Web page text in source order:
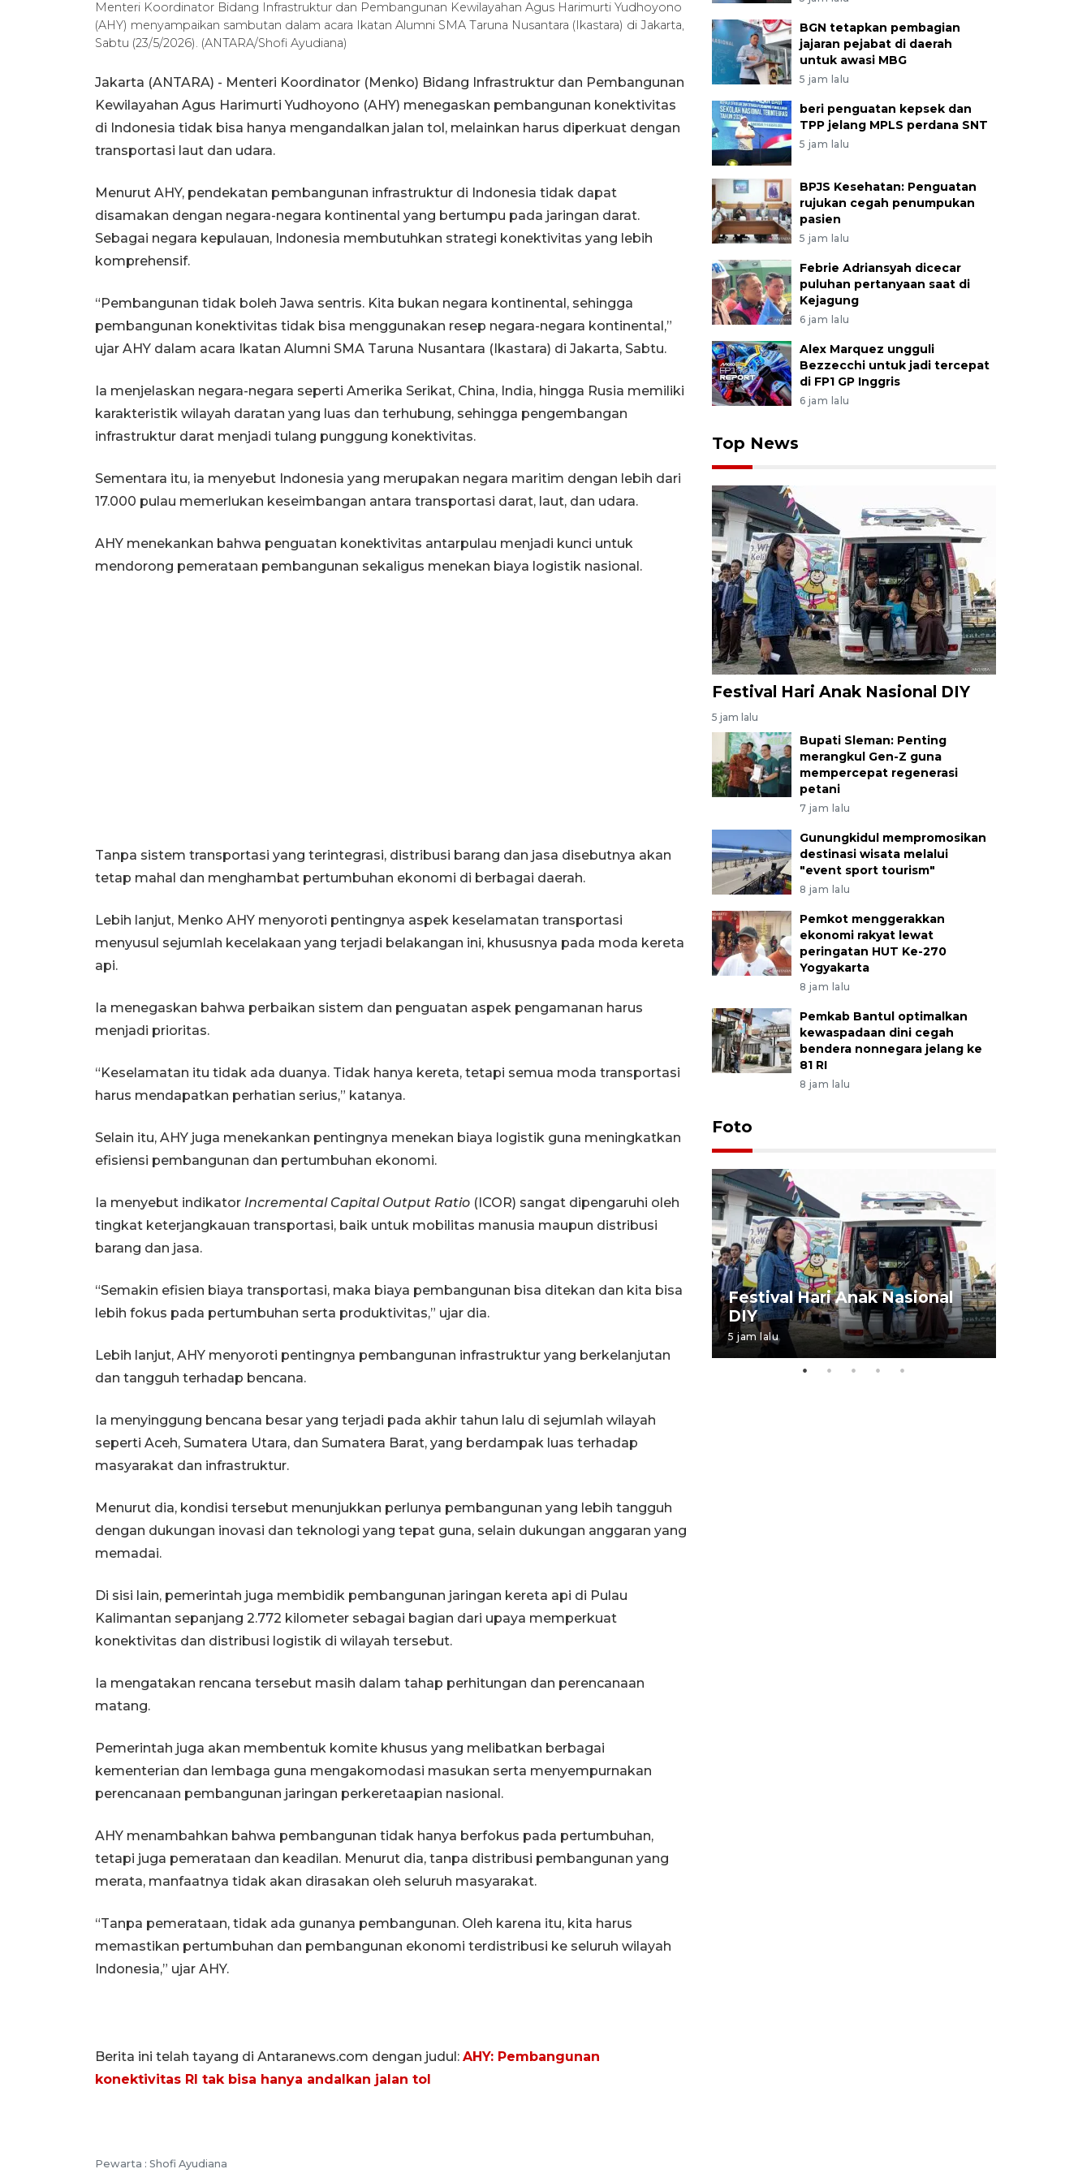
Menteri Koordinator Bidang Infrastruktur dan Pembangunan Kewilayahan Agus Harimurti Yudhoyono
(AHY) menyampaikan sambutan dalam acara Ikatan Alumni SMA Taruna Nusantara (Ikastara) di Jakarta,
Sabtu (23/5/2026). (ANTARA/Shofi Ayudiana)
Jakarta (ANTARA) - Menteri Koordinator (Menko) Bidang Infrastruktur dan Pembangunan
Kewilayahan Agus Harimurti Yudhoyono (AHY) menegaskan pembangunan konektivitas
di Indonesia tidak bisa hanya mengandalkan jalan tol, melainkan harus diperkuat dengan
transportasi laut dan udara.
Menurut AHY, pendekatan pembangunan infrastruktur di Indonesia tidak dapat
disamakan dengan negara-negara kontinental yang bertumpu pada jaringan darat.
Sebagai negara kepulauan, Indonesia membutuhkan strategi konektivitas yang lebih
komprehensif.
“Pembangunan tidak boleh Jawa sentris. Kita bukan negara kontinental, sehingga
pembangunan konektivitas tidak bisa menggunakan resep negara-negara kontinental,”
ujar AHY dalam acara Ikatan Alumni SMA Taruna Nusantara (Ikastara) di Jakarta, Sabtu.
Ia menjelaskan negara-negara seperti Amerika Serikat, China, India, hingga Rusia memiliki
karakteristik wilayah daratan yang luas dan terhubung, sehingga pengembangan
infrastruktur darat menjadi tulang punggung konektivitas.
Sementara itu, ia menyebut Indonesia yang merupakan negara maritim dengan lebih dari
17.000 pulau memerlukan keseimbangan antara transportasi darat, laut, dan udara.
AHY menekankan bahwa penguatan konektivitas antarpulau menjadi kunci untuk
mendorong pemerataan pembangunan sekaligus menekan biaya logistik nasional.
Tanpa sistem transportasi yang terintegrasi, distribusi barang dan jasa disebutnya akan
tetap mahal dan menghambat pertumbuhan ekonomi di berbagai daerah.
Lebih lanjut, Menko AHY menyoroti pentingnya aspek keselamatan transportasi
menyusul sejumlah kecelakaan yang terjadi belakangan ini, khususnya pada moda kereta
api.
Ia menegaskan bahwa perbaikan sistem dan penguatan aspek pengamanan harus
menjadi prioritas.
“Keselamatan itu tidak ada duanya. Tidak hanya kereta, tetapi semua moda transportasi
harus mendapatkan perhatian serius,” katanya.
Selain itu, AHY juga menekankan pentingnya menekan biaya logistik guna meningkatkan
efisiensi pembangunan dan pertumbuhan ekonomi.
Ia menyebut indikator Incremental Capital Output Ratio (ICOR) sangat dipengaruhi oleh
tingkat keterjangkauan transportasi, baik untuk mobilitas manusia maupun distribusi
barang dan jasa.
“Semakin efisien biaya transportasi, maka biaya pembangunan bisa ditekan dan kita bisa
lebih fokus pada pertumbuhan serta produktivitas,” ujar dia.
Lebih lanjut, AHY menyoroti pentingnya pembangunan infrastruktur yang berkelanjutan
dan tangguh terhadap bencana.
Ia menyinggung bencana besar yang terjadi pada akhir tahun lalu di sejumlah wilayah
seperti Aceh, Sumatera Utara, dan Sumatera Barat, yang berdampak luas terhadap
masyarakat dan infrastruktur.
Menurut dia, kondisi tersebut menunjukkan perlunya pembangunan yang lebih tangguh
dengan dukungan inovasi dan teknologi yang tepat guna, selain dukungan anggaran yang
memadai.
Di sisi lain, pemerintah juga membidik pembangunan jaringan kereta api di Pulau
Kalimantan sepanjang 2.772 kilometer sebagai bagian dari upaya memperkuat
konektivitas dan distribusi logistik di wilayah tersebut.
Ia mengatakan rencana tersebut masih dalam tahap perhitungan dan perencanaan
matang.
Pemerintah juga akan membentuk komite khusus yang melibatkan berbagai
kementerian dan lembaga guna mengakomodasi masukan serta menyempurnakan
perencanaan pembangunan jaringan perkeretaapian nasional.
AHY menambahkan bahwa pembangunan tidak hanya berfokus pada pertumbuhan,
tetapi juga pemerataan dan keadilan. Menurut dia, tanpa distribusi pembangunan yang
merata, manfaatnya tidak akan dirasakan oleh seluruh masyarakat.
“Tanpa pemerataan, tidak ada gunanya pembangunan. Oleh karena itu, kita harus
memastikan pertumbuhan dan pembangunan ekonomi terdistribusi ke seluruh wilayah
Indonesia,” ujar AHY.
Berita ini telah tayang di Antaranews.com dengan judul: AHY: Pembangunan
konektivitas RI tak bisa hanya andalkan jalan tol
Pewarta : Shofi Ayudiana
BGN tetapkan pembagian
jajaran pejabat di daerah
untuk awasi MBG
5 jam lalu
beri penguatan kepsek dan
TPP jelang MPLS perdana SNT
5 jam lalu
BPJS Kesehatan: Penguatan
rujukan cegah penumpukan
pasien
5 jam lalu
Febrie Adriansyah dicecar
puluhan pertanyaan saat di
Kejagung
6 jam lalu
Alex Marquez ungguli
Bezzecchi untuk jadi tercepat
di FP1 GP Inggris
6 jam lalu
Top News
Festival Hari Anak Nasional DIY
5 jam lalu
Bupati Sleman: Penting
merangkul Gen-Z guna
mempercepat regenerasi
petani
7 jam lalu
Gunungkidul mempromosikan
destinasi wisata melalui
"event sport tourism"
8 jam lalu
Pemkot menggerakkan
ekonomi rakyat lewat
peringatan HUT Ke-270
Yogyakarta
8 jam lalu
Pemkab Bantul optimalkan
kewaspadaan dini cegah
bendera nonnegara jelang ke
81 RI
8 jam lalu
Foto
perkuat sinergi dengan
ANTARA Biro DIY
Festival Hari Anak Nasional
DIY
5 jam lalu